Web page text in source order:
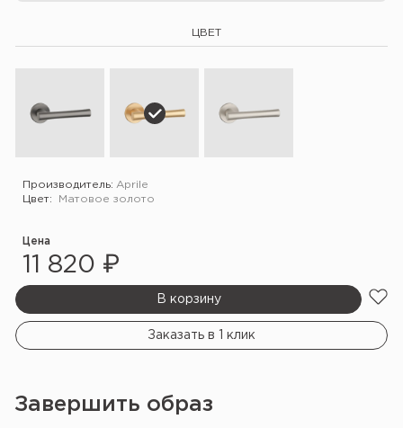
ЦВЕТ
Производитель: Aprile
Цвет:
Матовое золото
Цена
11 820 ₽
В корзину
Заказать в 1 клик
Завершить образ